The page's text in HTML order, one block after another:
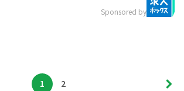
Sponsored by
1 2